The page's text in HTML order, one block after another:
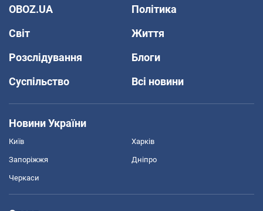
OBOZ.UA
Політика
Світ
Життя
Розслідування
Блоги
Суспільство
Всі новини
Новини України
Київ Харків
Запоріжжя Дніпро
Черкаси